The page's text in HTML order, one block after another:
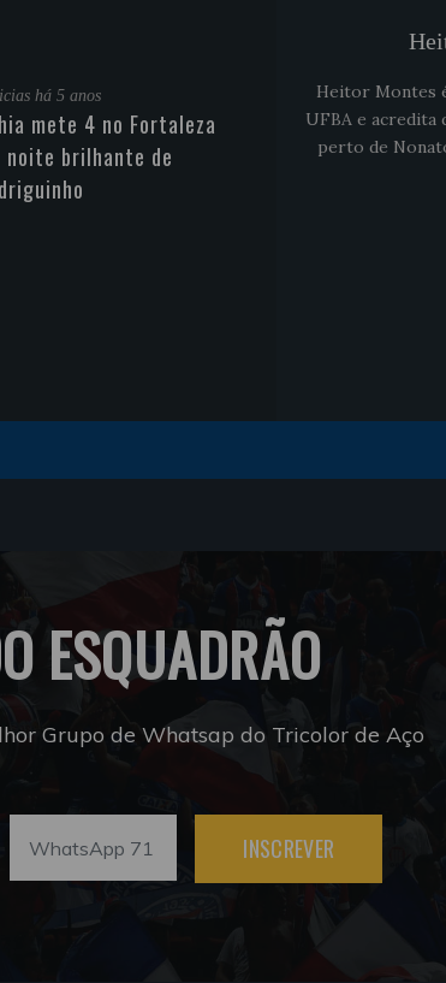
há 5 anos
mete 4 no Fortaleza
noite brilhante de
fica
Heitor Montes
UFBA e acredita
perto de
ESQUADRÃO
Grupo de Whatsap do Tricolor de Aço
INSCREVER